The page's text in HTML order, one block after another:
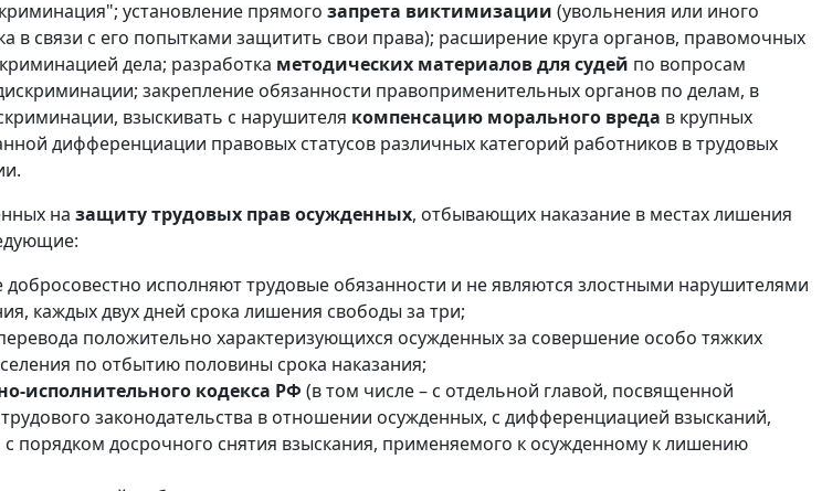
установление прямого запрета виктимизации (увольнения или иного
в связи с его попытками защитить свои права); расширение круга органов, правомочных
дела; разработка методических материалов для судей по вопросам
закрепление обязанности правоприменительных органов по делам, в
взыскивать с нарушителя компенсацию морального вреда в крупных
дифференциации правовых статусов различных категорий работников в трудовых
на защиту трудовых прав осужденных, отбывающих наказание в местах лишения
исполняют трудовые обязанности и не являются злостными нарушителями
каждых двух дней срока лишения свободы за три;
положительно характеризующихся осужденных за совершение особо тяжких
по отбытию половины срока наказания;
исполнительного кодекса РФ (в том числе – с отдельной главой, посвященной
законодательства в отношении осужденных, с дифференциацией взысканий,
порядком досрочного снятия взыскания, применяемого к осужденному к лишению